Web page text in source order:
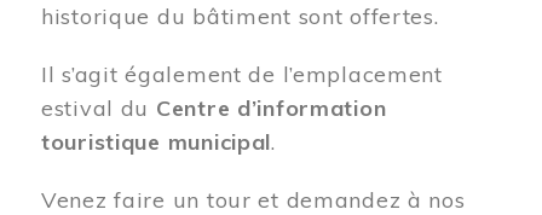
historique du bâtiment sont offertes.
Il s’agit également de l’emplacement
estival du Centre d’information
touristique municipal.
Venez faire un tour et demandez à nos